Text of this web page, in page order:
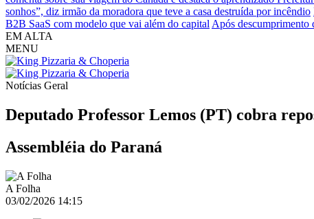
sonhos”, diz irmão da moradora que teve a casa destruída por incêndio
B2B SaaS com modelo que vai além do capital Após descumprimento
EM ALTA
MENU
Notícias Geral
Deputado Professor Lemos (PT) cobra
Assembléia do Paraná
A Folha
03/02/2026 14:15